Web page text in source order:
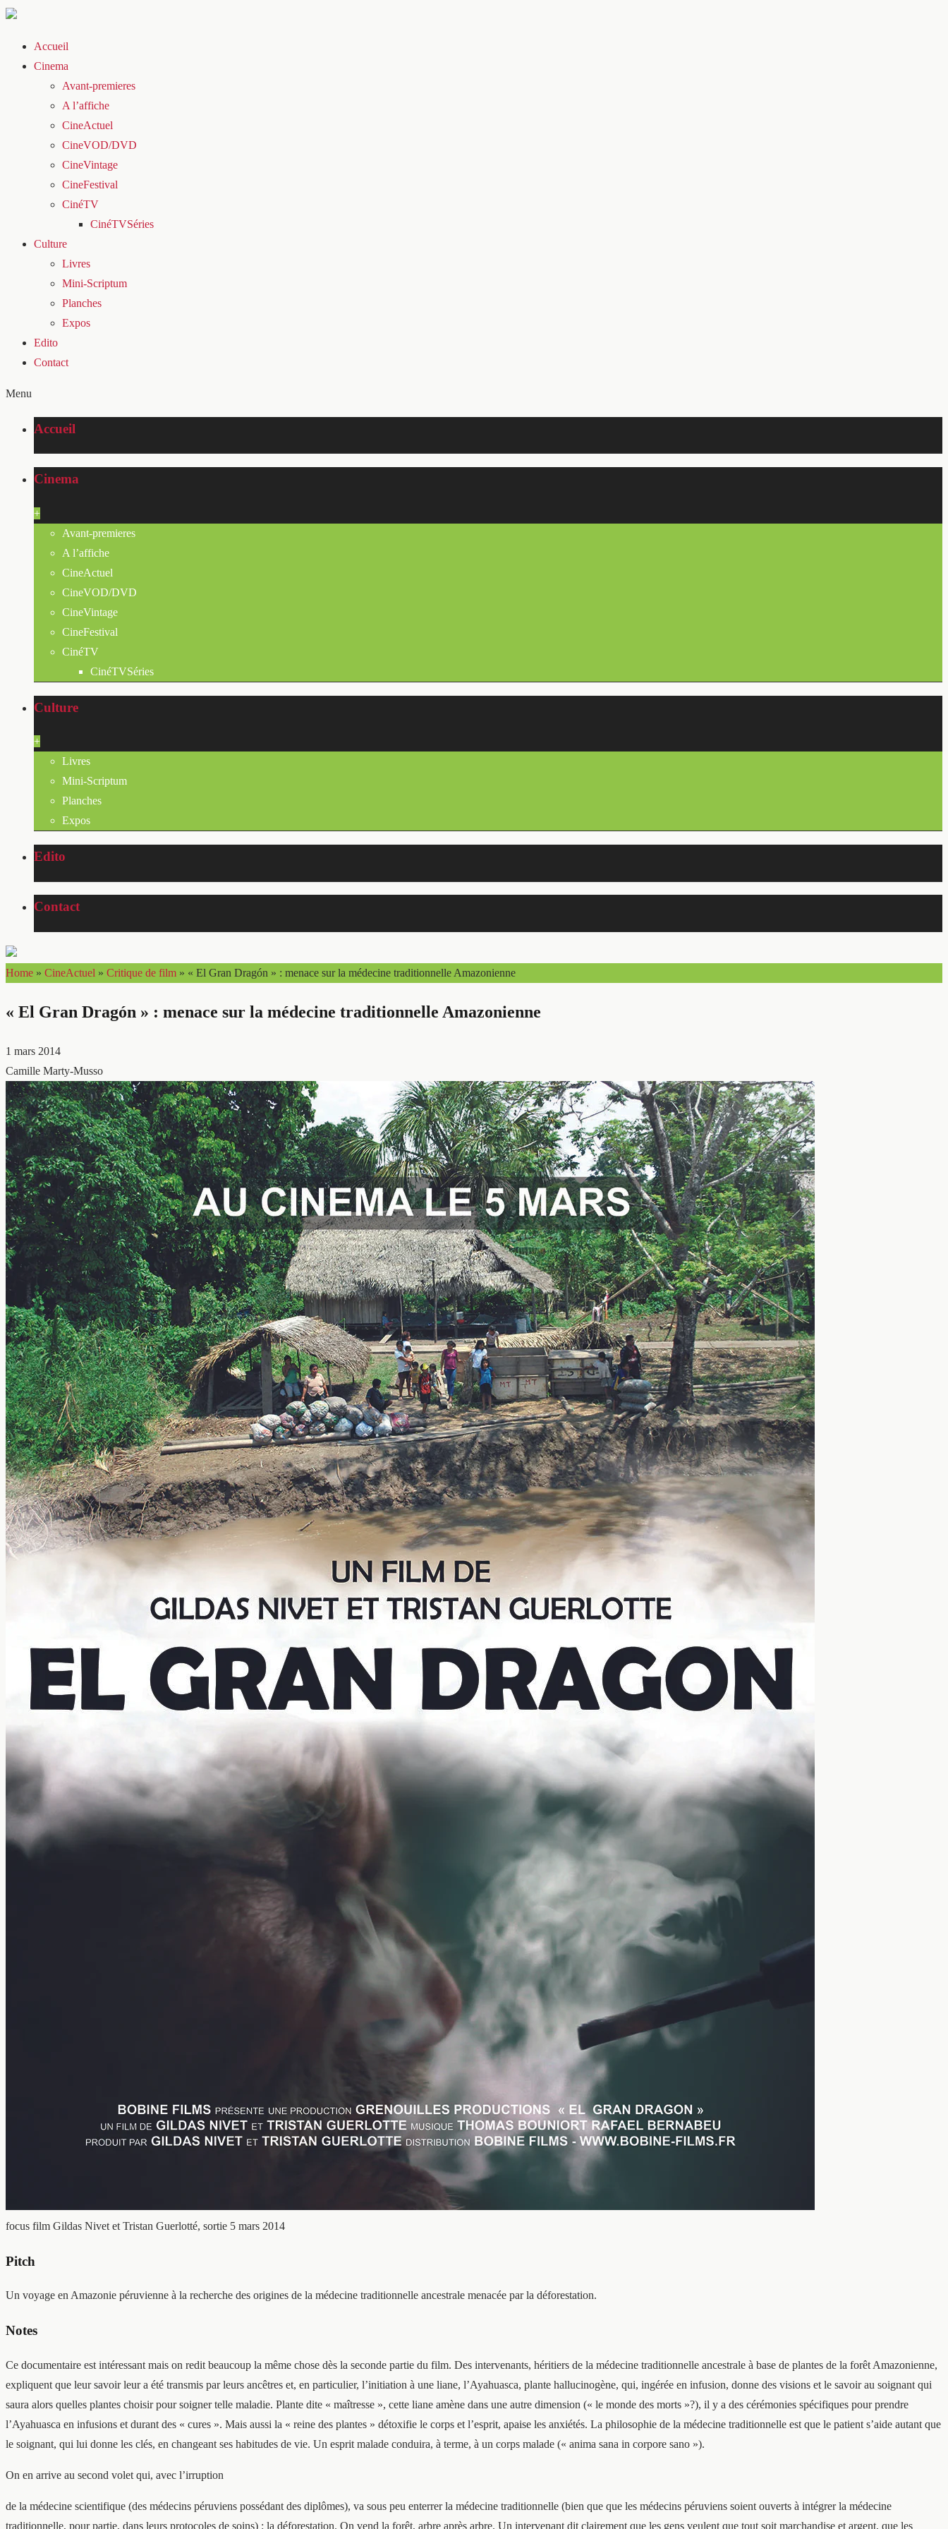
Accueil
Cinema
Avant-premieres
A l’affiche
CineActuel
CineVOD/DVD
CineVintage
CineFestival
CinéTV
CinéTVSéries
Culture
Livres
Mini-Scriptum
Planches
Expos
Edito
Contact
Menu
Accueil
Cinema
+
Avant-premieres
A l’affiche
CineActuel
CineVOD/DVD
CineVintage
CineFestival
CinéTV
CinéTVSéries
Culture
+
Livres
Mini-Scriptum
Planches
Expos
Edito
Contact
Home » CineActuel » Critique de film » « El Gran Dragón » : menace sur la médecine traditionnelle Amazonienne
« El Gran Dragón » : menace sur la médecine traditionnelle Amazonienne
1 mars 2014
Camille Marty-Musso
focus film Gildas Nivet et Tristan Guerlotté, sortie 5 mars 2014
Pitch
Un voyage en Amazonie péruvienne à la recherche des origines de la médecine traditionnelle ancestrale menacée par la déforestation.
Notes
Ce documentaire est intéressant mais on redit beaucoup la même chose dès la seconde partie du film. Des intervenants, héritiers de la médecine traditionnelle ancestrale à base de plantes de la forêt Amazonienne,
expliquent que leur savoir leur a été transmis par leurs ancêtres et, en particulier, l’initiation à une liane, l’Ayahuasca, plante hallucinogène, qui, ingérée en infusion, donne des visions et le savoir au soignant qui
saura alors quelles plantes choisir pour soigner telle maladie. Plante dite « maîtresse », cette liane amène dans une autre dimension (« le monde des morts »?), il y a des cérémonies spécifiques pour prendre
l’Ayahuasca en infusions et durant des « cures ». Mais aussi la « reine des plantes » détoxifie le corps et l’esprit, apaise les anxiétés. La philosophie de la médecine traditionnelle est que le patient s’aide autant que
le soignant, qui lui donne les clés, en changeant ses habitudes de vie. Un esprit malade conduira, à terme, à un corps malade (« anima sana in corpore sano »).
On en arrive au second volet qui, avec l’irruption
de la médecine scientifique (des médecins péruviens possédant des diplômes), va sous peu enterrer la médecine traditionnelle (bien que que les médecins péruviens soient ouverts à intégrer la médecine
traditionnelle, pour partie, dans leurs protocoles de soins) : la déforestation. On vend la forêt, arbre après arbre. Un intervenant dit clairement que les gens veulent que tout soit marchandise et argent, que les